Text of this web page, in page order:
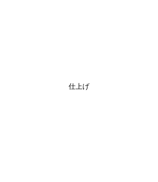
仕上げ